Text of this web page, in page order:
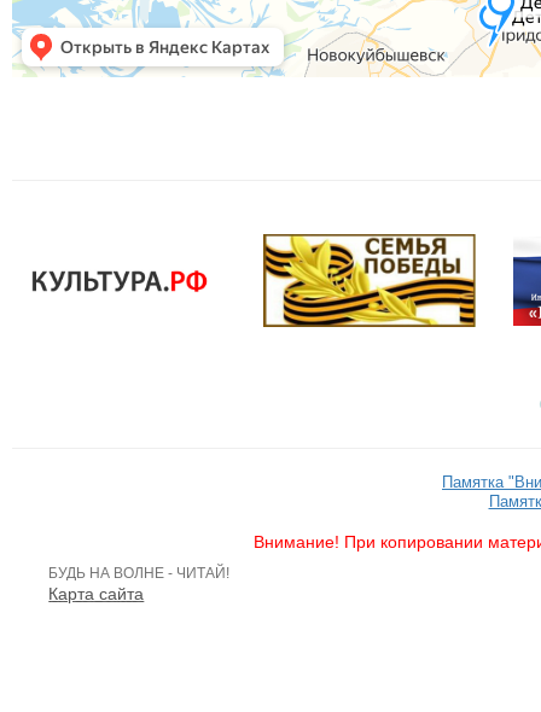
Памятка
Внимание! При копировании
БУДЬ НА ВОЛНЕ - ЧИТАЙ!
Карта сайта